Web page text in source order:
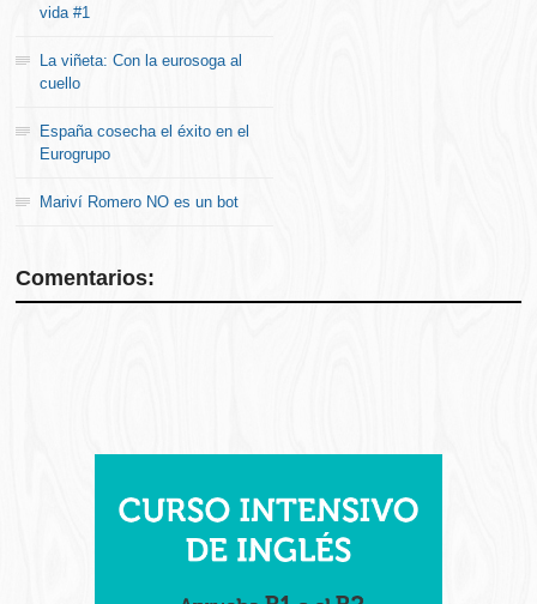
vida #1
La viñeta: Con la eurosoga al
cuello
España cosecha el éxito en el
Eurogrupo
Mariví Romero NO es un bot
Comentarios: